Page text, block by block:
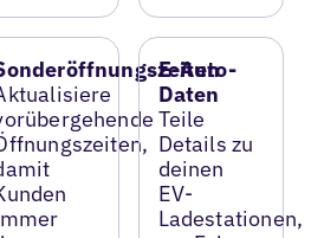
E-Auto-
Daten
Teile
Details zu
deinen
EV-
Ladestationen,